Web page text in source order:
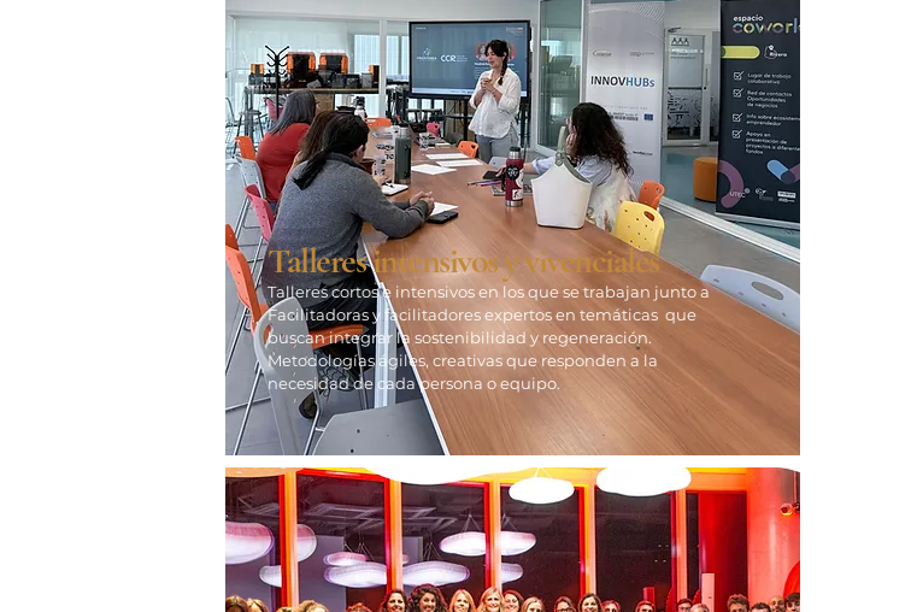
Talleres intensivos y vivenciales
Talleres cortos e intensivos en los que se trabajan junto a
Facilitadoras y facilitadores expertos en temáticas que
buscan integrar la sostenibilidad y regeneración.
Metodologías ágiles, creativas que responden a la
necesidad de cada persona o equipo.